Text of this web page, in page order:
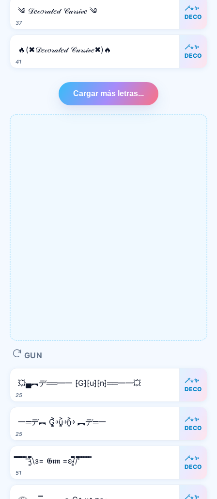
37
༄ 𝒟𝑒𝒸𝑜𝓇𝒶𝓉𝑒𝒹 𝒞𝓊𝓇𝓈𝒾𝓋𝑒 ༄
🪄⋆✨
DECO
41
🔥(✖𝒟𝑒𝒸𝑜𝓇𝒶𝓉𝑒𝒹 𝒞𝓊𝓇𝓈𝒾𝓋𝑒✖)🔥
🪄⋆✨
DECO
Cargar más letras...
GUN
25
💥▄︻デ══━一 ⁅G⁆⁅u⁆⁅n⁆══━一💥
🪄⋆✨
DECO
25
一═デ︻ G͎͍͐￫u͎͍͐￫n͎͍͐￫ ︻デ═一
🪄⋆✨
DECO
51
̿̿ ̿̿ ̿̿ ̿'̿'\̵͇̿̿\з= 𝕲𝖚𝖓 =ε/̵͇̿̿/'̿̿ ̿ ̿ ̿ ̿ ̿
🪄⋆✨
DECO
🪄⋆✨